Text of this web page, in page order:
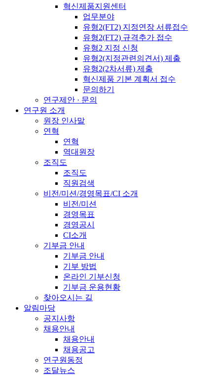
혁신제품지원센터
업무분야
유형2(FT2) 지정연장 서류접수
유형2(FT2) 규격추가 접수
유형2 지정 신청
유형2(지정관련의견서) 제출
유형2(2차서류) 제출
혁신제품 기본 계획서 접수
문의하기
연구제안 · 문의
연구원 소개
원장 인사말
연혁
연혁
역대원장
조직도
조직도
직원검색
비전/미션/경영목표/CI 소개
비전/미션
경영목표
경영공시
CI소개
기부금 안내
기부금 안내
기부 방법
온라인 기부신청
기부금 운용현황
찾아오시는 길
알림마당
공지사항
채용안내
채용안내
채용공고
연구원동정
조달뉴스